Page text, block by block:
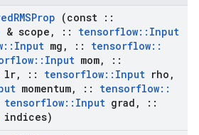
RMSProp (const ::
& scope , :: tensorflow:: Input
:: Input mg , :: tensorflow::
:: Input mom,
::
lr, :: tensorflow:: Input rho ,
momentum, :: tensorflow::
tensorflow:: Input grad ,
::
indices)